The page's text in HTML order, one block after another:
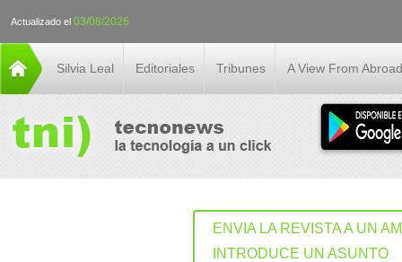
Actualizado el 03/08/2026
Silvia Leal Editoriales Tribunes A View From Abroad
ENVIA LA REVISTA A UN
INTRODUCE UN ASUNTO